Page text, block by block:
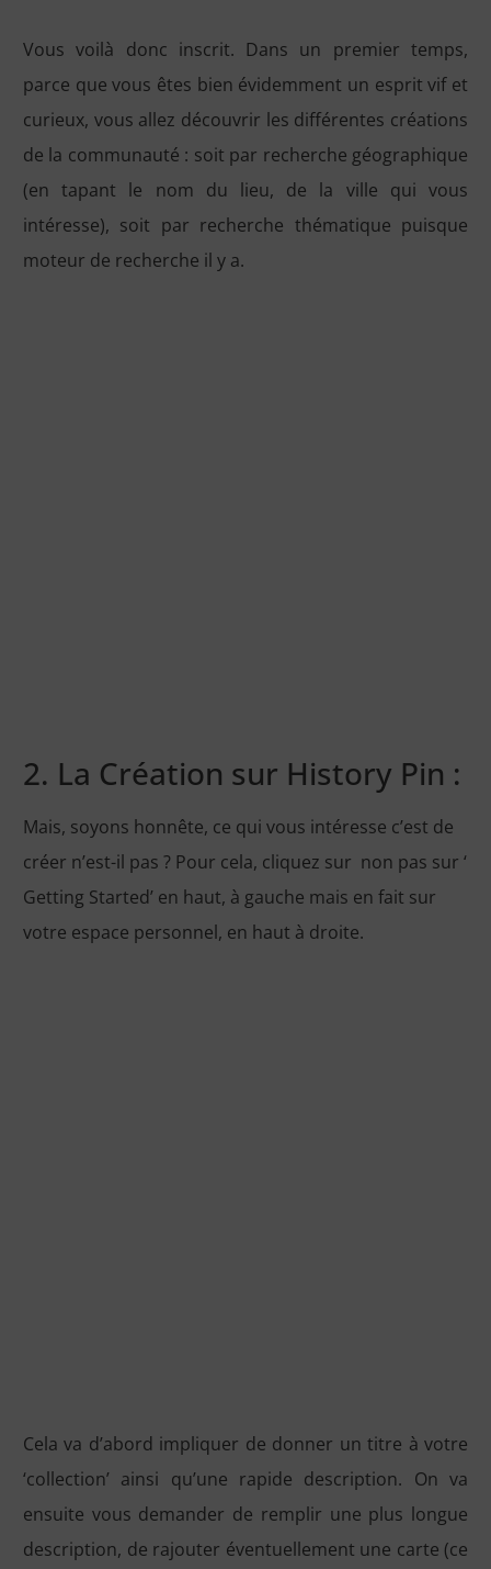
Vous voilà donc inscrit. Dans un premier temps,
parce que vous êtes bien évidemment un esprit vif et
curieux, vous allez découvrir les différentes créations
de la communauté : soit par recherche géographique
(en tapant le nom du lieu, de la ville qui vous
intéresse), soit par recherche thématique puisque
moteur de recherche il y a.
2. La Création sur History Pin :
Mais, soyons honnête, ce qui vous intéresse c’est de
créer n’est-il pas ? Pour cela, cliquez sur non pas sur ‘
Getting Started’ en haut, à gauche mais en fait sur
votre espace personnel, en haut à droite.
Cela va d’abord impliquer de donner un titre à votre
‘collection’ ainsi qu’une rapide description. On va
ensuite vous demander de remplir une plus longue
description, de rajouter éventuellement une carte (ce